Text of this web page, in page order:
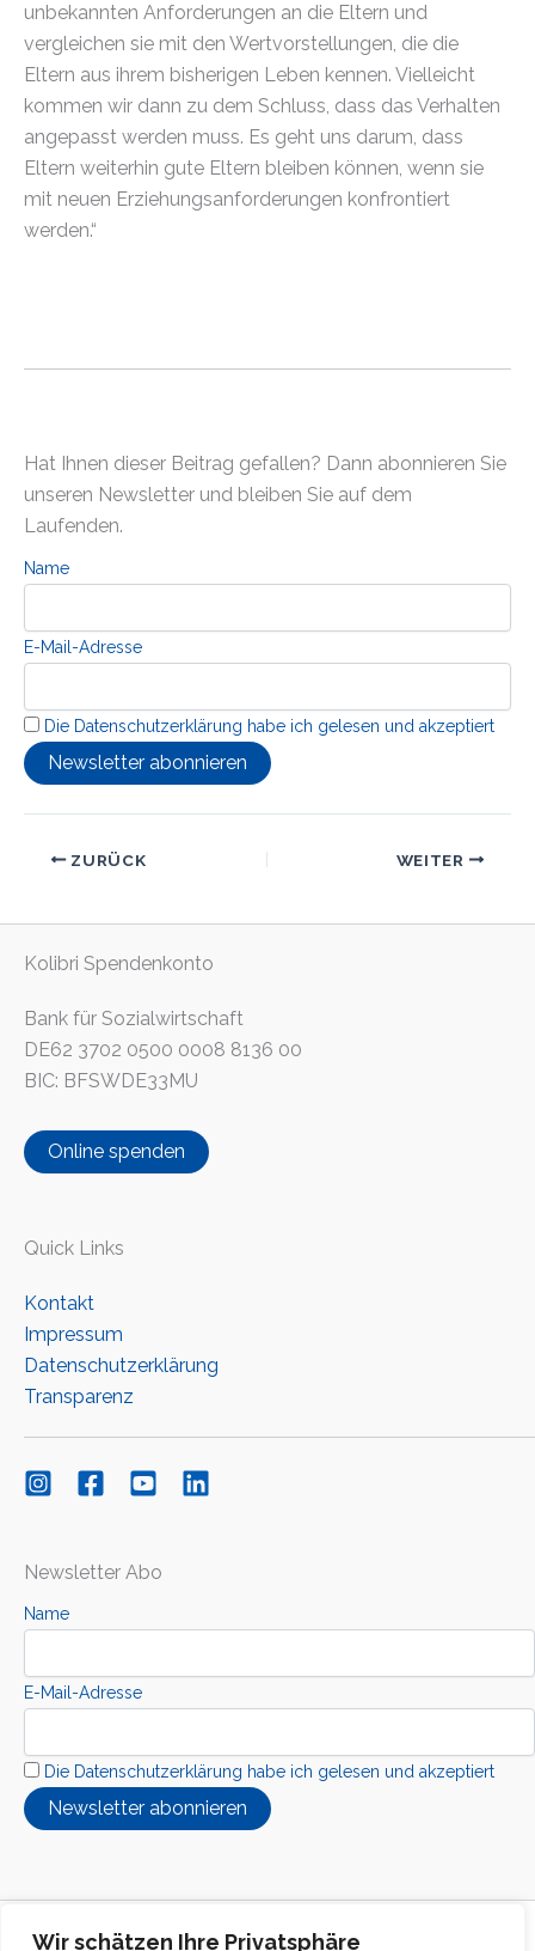
Wir schätzen Ihre Privatsphäre
unbekannten Anforderungen an die Eltern und
vergleichen sie mit den Wertvorstellungen, die die
Eltern aus ihrem bisherigen Leben kennen. Vielleicht
kommen wir dann zu dem Schluss, dass das Verhalten
angepasst werden muss. Es geht uns darum, dass
Eltern weiterhin gute Eltern bleiben können, wenn sie
mit neuen Erziehungsanforderungen konfrontiert
werden.“
Hat Ihnen dieser Beitrag gefallen? Dann abonnieren Sie
unseren Newsletter und bleiben Sie auf dem
Laufenden.
Name
E-Mail-Adresse
Die Datenschutzerklärung habe ich gelesen und akzeptiert
ZURÜCK WEITER
Kolibri Spendenkonto
Bank für Sozialwirtschaft
DE62 3702 0500 0008 8136 00
BIC: BFSWDE33MU
Online spenden
Quick Links
Kontakt
Impressum
Datenschutzerklärung
Transparenz
Newsletter Abo
Name
E-Mail-Adresse
Die Datenschutzerklärung habe ich gelesen und akzeptiert
Copyright © 2026 Kolibri Interkuturelle Stiftung